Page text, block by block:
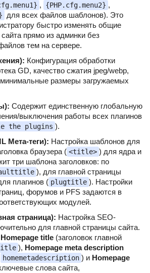
, {PHP.cfg.menu2} ,
для всех файлов шаблонов). Это
быстро изменять общие
прямо из админки без
тем на сервере.
Конфигурация обработки
GD, качество сжатия jpeg/webp,
размеры загружаемых
Содержит единственную глобальную
выключения работы всех плагинов
the plugins ).
Мета-теги): Настройка шаблонов для
браузера ( <title> ) для ядра и
три шаблона заголовков: по
), для главной страницы
плагинов ( plugtitle ). Настройки
форумов и PFS задаются в
модулей.
страница): Настройка SEO-
для главной страницы сайта.
Homepage title (заголовок главной
), Homepage meta description
homemetadescription ) и Homepage
слова сайта,